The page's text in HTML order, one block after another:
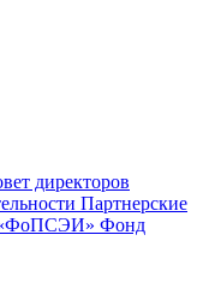
директоров
Партнерские
Фонд